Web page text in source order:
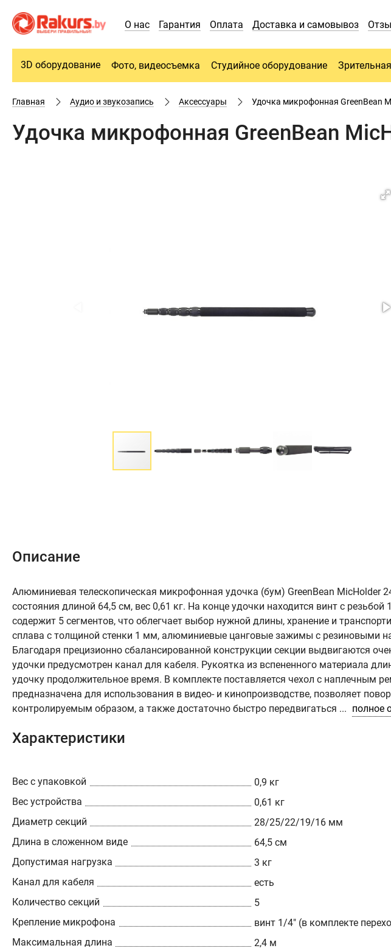
О нас Гарантия Оплата Доставка и самовывоз
3D оборудование Фото, видеосъемка Студийное оборудование
Главная Аудио и звукозапись Аксессуары Удочка микрофонная GreenBean
Удочка микрофонная GreenBean
Описание
Алюминиевая телескопическая микрофонная удочка (бум) GreenBean MicHolder
состояния длиной 64,5 см, вес 0,61 кг. На конце удочки находится винт с
содержит 5 сегментов, что облегчает выбор нужной длины, хранение и
сплава с толщиной стенки 1 мм, алюминиевые цанговые зажимы с резиновыми
Благодаря прецизионно сбалансированной конструкции секции выдвигаются
удочки предусмотрен канал для кабеля. Рукоятка из вспененного материала
удочку продолжительное время. В комплекте поставляется чехол с наплечным
предназначена для использования в видео- и кинопроизводстве, позволяет
контролируемым образом, а также достаточно быстро передвигаться ... полное
Характеристики
Вес с упаковкой
0,9 кг
Вес устройства
0,61 кг
Диаметр секций
28/25/22/19/16 мм
Длина в сложенном виде
64,5 см
Допустимая нагрузка
3 кг
Канал для кабеля
есть
Количество секций
5
Крепление микрофона
винт 1/4" (в комплекте
Максимальная длина
2,4 м